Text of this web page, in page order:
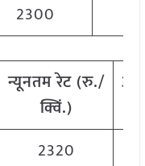
2300
न्यूनतमरेट (रु./
क्विं.)
2320